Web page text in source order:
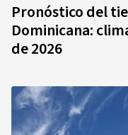
Pronóstico del
Dominicana:
de 2026